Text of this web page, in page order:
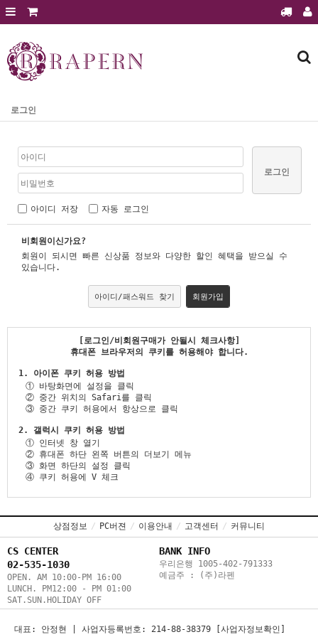
회원가입 로그인
라펜제품
에스테틱 전용샵 문의
에스테틱샵 이달의 행사
보도자료
전시홍보
로그인
로그인
아이디 저장 자동 로그인
비회원이신가요?
회원이 되시면 빠른 신상품 정보와 다양한 할인 혜택을 받으실 수
있습니다.
아이디/패스워드 찾기 회원가입
[로그인/비회원구매가 안될시 체크사항]
휴대폰 브라우저의 쿠키를 허용해야 합니다.
1. 아이폰 쿠키 허용 방법
① 바탕화면에 설정을 클릭
② 중간 위치의 Safari를 클릭
③ 중간 쿠키 허용에서 항상으로 클릭
2. 갤럭시 쿠키 허용 방법
① 인터넷 창 열기
② 휴대폰 하단 왼쪽 버튼의 더보기 메뉴
③ 화면 하단의 설정 클릭
④ 쿠키 허용에 V 체크
상점정보 / PC버젼 / 이용안내 / 고객센터 / 커뮤니티
CS CENTER
02-535-1030
OPEN. AM 10:00-PM 16:00
LUNCH. PM12:00 - PM 01:00
SAT.SUN.HOLIDAY OFF
BANK INFO
우리은행 1005-402-791333
예금주 : (주)라펜
대표: 안정현 | 사업자등록번호: 214-88-38379 [사업자정보확인]